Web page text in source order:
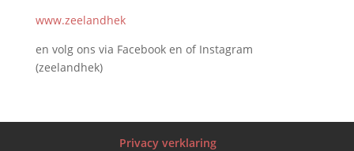
www.zeelandhek
en volg ons via Facebook en of Instagram
(zeelandhek)
Privacy verklaring